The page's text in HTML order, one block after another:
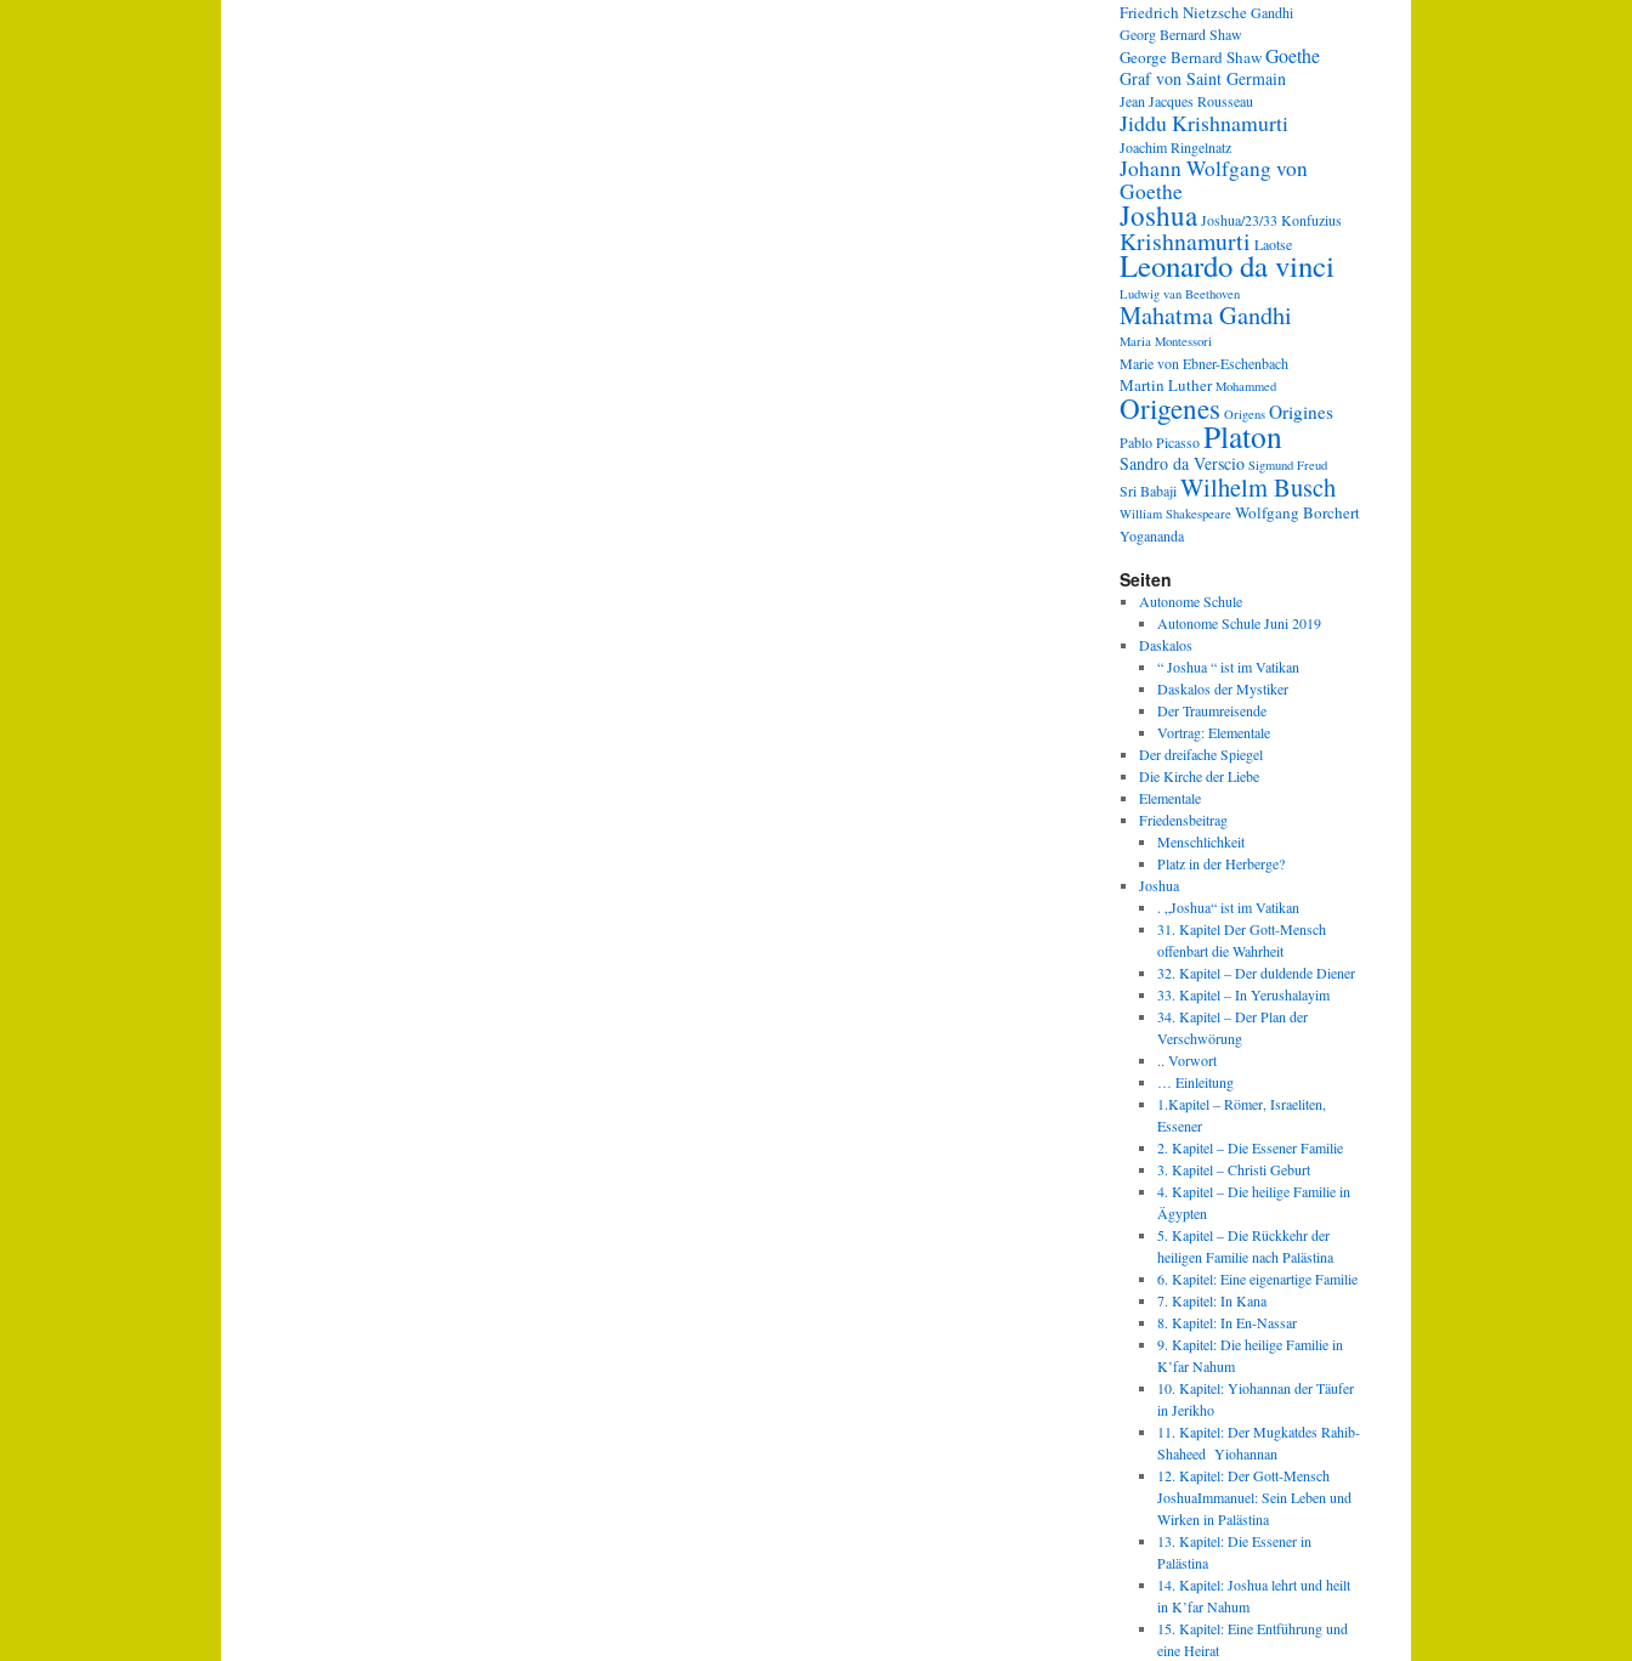
Friedrich NietzscheGandhi
Georg Bernard Shaw
George Bernard ShawGoethe
Graf von Saint Germain
Jean Jacques Rousseau
Jiddu Krishnamurti
Joachim Ringelnatz
Johann Wolfgang von
Goethe
JoshuaJoshua/23/33 Konfuzius
Krishnamurti Laotse
Leonardo da vinci
Ludwig van Beethoven
Mahatma Gandhi
Maria Montessori
Marie von Ebner-Eschenbach
Martin Luther Mohammed
Origenes Origens Origines
Pablo PicassoPlaton
Sandro da Verscio Sigmund Freud
Sri BabajiWilhelm Busch
William Shakespeare Wolfgang Borchert
Yogananda
Seiten
Autonome Schule
Autonome Schule Juni 2019
Daskalos
“ Joshua “ ist im Vatikan
Daskalos der Mystiker
Der Traumreisende
Vortrag: Elementale
Der dreifache Spiegel
Die Kirche der Liebe
Elementale
Friedensbeitrag
Menschlichkeit
Platz in der Herberge?
Joshua
. „Joshua“ ist im Vatikan
31. Kapitel Der Gott-Mensch
offenbart die Wahrheit
32. Kapitel – Der duldende Diener
33. Kapitel – In Yerushalayim
34. Kapitel – Der Plan der
Verschwörung
.. Vorwort
… Einleitung
1.Kapitel – Römer, Israeliten,
Essener
2. Kapitel – Die Essener Familie
3. Kapitel – Christi Geburt
4. Kapitel – Die heilige Familie in
Ägypten
5. Kapitel – Die Rückkehr der
heiligen Familie nach Palästina
6. Kapitel: Eine eigenartige Familie
7. Kapitel: In Kana
8. Kapitel: In En-Nassar
9. Kapitel: Die heilige Familie in
K’far Nahum
10. Kapitel: Yiohannan der Täufer
in Jerikho
11. Kapitel: Der Mugkatdes Rahib-
Shaheed Yiohannan
12. Kapitel: Der Gott-Mensch
JoshuaImmanuel: Sein Leben und
Wirken in Palästina
13. Kapitel: Die Essener in
Palästina
14. Kapitel: Joshua lehrt und heilt
in K’far Nahum
15. Kapitel: Eine Entführung und
eine Heirat